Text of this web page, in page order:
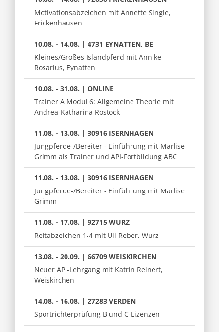
Motivationsabzeichen mit Annette Single,
Frickenhausen
10.08. - 14.08. | 4731 EYNATTEN, BE
Kleines/Großes Islandpferd mit Annike
Rosarius, Eynatten
10.08. - 31.08. | ONLINE
Trainer A Modul 6: Allgemeine Theorie mit
Andrea-Katharina Rostock
11.08. - 13.08. | 30916 ISERNHAGEN
Jungpferde-/Bereiter - Einführung mit Marlise
Grimm als Trainer und API-Fortbildung ABC
11.08. - 13.08. | 30916 ISERNHAGEN
Jungpferde-/Bereiter - Einführung mit Marlise
Grimm
11.08. - 17.08. | 92715 WURZ
Reitabzeichen 1-4 mit Uli Reber, Wurz
13.08. - 20.09. | 66709 WEISKIRCHEN
Neuer API-Lehrgang mit Katrin Reinert,
Weiskirchen
14.08. - 16.08. | 27283 VERDEN
Sportrichterprüfung B und C-Lizenzen